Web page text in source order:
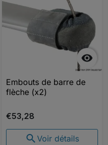
PANIER

Embouts de barre de
flèche (x2)
€53,28
 Voir détails